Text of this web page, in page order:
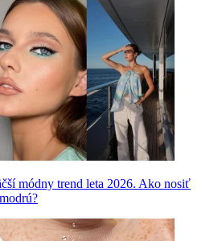
módny trend leta 2026. Ako nosiť